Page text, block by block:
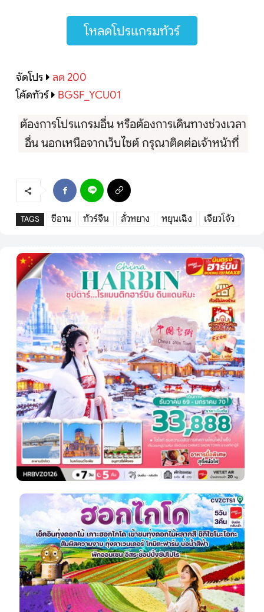
โหลดโปรแกรมทัวร์
จัดโปร
ลด 200
โค้ดทัวร์
BGSF_YCU01
ต้องการโปรแกรมอื่น หรือต้องการเดินทางช่วงเวลา
อื่น นอกเหนือจากเว็บไซต์ กรุณาติดต่อเจ้าหน้าที่
TAGS ซีอาน ทัวร์จีน ลั่วหยาง หยุนเฉิง เจียวโจ้ว